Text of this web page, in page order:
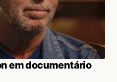
watch?
em documentário